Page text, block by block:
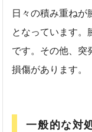
日々の積み重ねが
となっています。
です。その他、突
損傷があります。
一般的な対